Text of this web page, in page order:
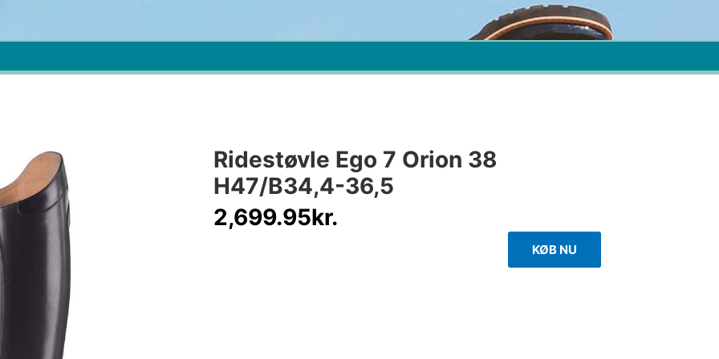
Ridestøvle Ego 7 Orion 38
H47/B34,4-36,5
2,699.95kr.
KØB NU